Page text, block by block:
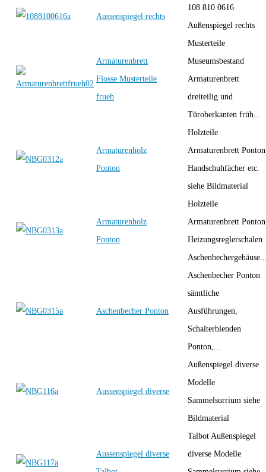
Aussenspiegel rechts
108 810 0616
Außenspiegel rechts
Armaturenbrett
Flosse Musterteile
frueh
Musterteile
Museumsbestand
Armaturenbrett
dreiteilig und
Türoberkanten früh...
Armaturenholz
Ponton
Holzteile
Armaturenbrett Ponton
Handschuhfächer etc.
siehe Bildmaterial
Armaturenholz
Ponton
Holzteile
Armaturenbrett Ponton
Heizungsreglerschalen
Aschenbecher Ponton
Aschenbecher Ponton
sämtliche
Ausführungen,
Schalterblenden
Ponton,...
Aussenspiegel diverse
Außenspiegel diverse
Modelle
Sammelsurrium siehe
Bildmaterial
Aussenspiegel diverse
Talbot Außenspiegel
diverse Modelle